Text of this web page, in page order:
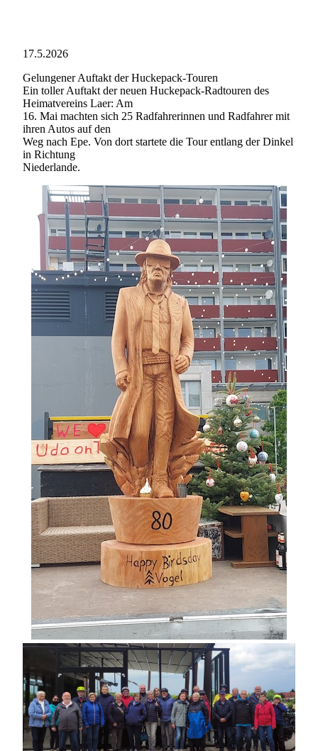
17.5.2026
Gelungener Auftakt der Huckepack-Touren
Ein toller Auftakt der neuen Huckepack-Radtouren des
Heimatvereins Laer: Am
16. Mai machten sich 25 Radfahrerinnen und Radfahrer mit
ihren Autos auf den
Weg nach Epe. Von dort startete die Tour entlang der Dinkel
in Richtung
Niederlande.